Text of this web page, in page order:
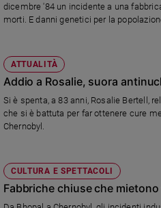
Legalità
Sport
Interviste
Papa
Papa
Chiesa
dicembre '84 un incidente a una
morti. E danni genetici per la
ATTUALITÀ
Addio a Rosalie, suora
Si è spenta, a 83 anni, Rosalie Bertell,
che si è battuta per far ottenere cure
Chernobyl.
CULTURA E SPETTACOLI
Fabbriche chiuse che